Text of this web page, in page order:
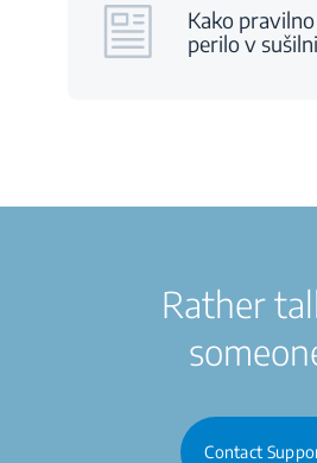
Kako
perilo v
Rather
Contact